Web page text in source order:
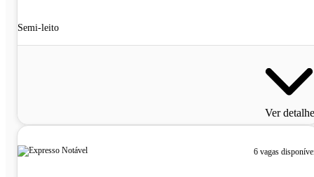
Semi-leito
Ver
6 vagas